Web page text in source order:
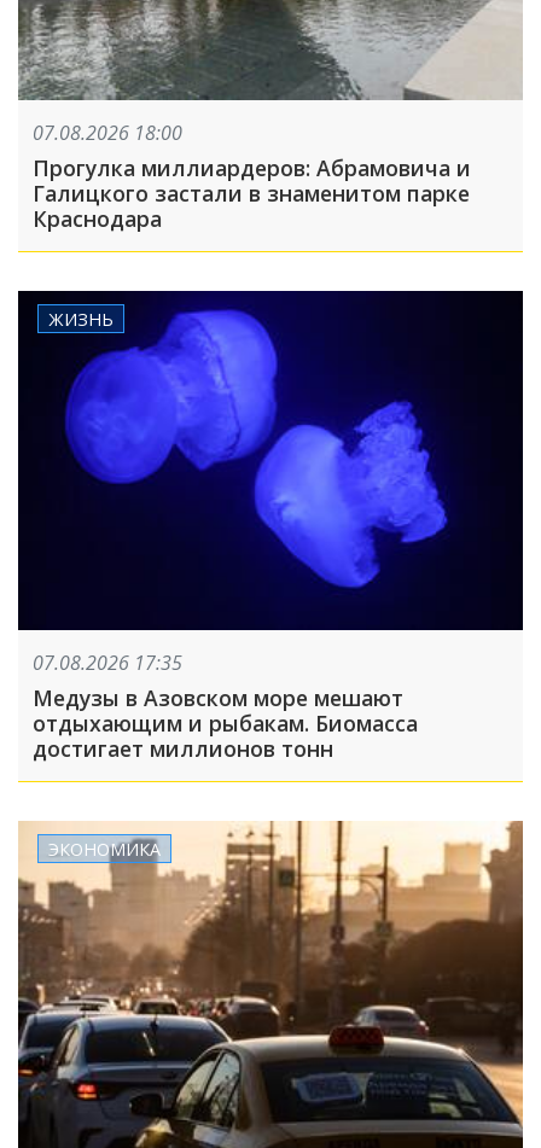
07.08.2026 18:00
Прогулка миллиардеров: Абрамовича и
Галицкого застали в знаменитом парке
Краснодара
ЖИЗНЬ
07.08.2026 17:35
Медузы в Азовском море мешают
отдыхающим и рыбакам. Биомасса
достигает миллионов тонн
ЭКОНОМИКА